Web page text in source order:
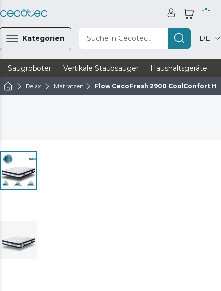
Kategorien Suche in Cecotec... DE
Saugroboter Vertikale Staubsauger Haushaltsgeräte
Relax Matratzen Flow CecoFresh 2900 CoolConfort